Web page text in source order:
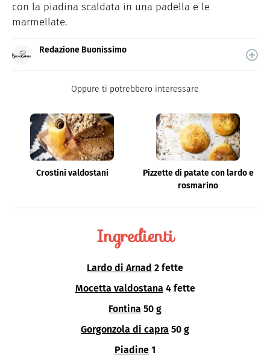
con la piadina scaldata in una padella e le
marmellate.
Redazione Buonissimo
quale trovi idee veloci, facili e spiegate passo passo.
Oppure ti potrebbero interessare
Crostini valdostani
Pizzette di patate con lardo e
rosmarino
Ingredienti
Lardo di Arnad 2 fette
Mocetta valdostana 4 fette
Fontina 50 g
Gorgonzola di capra 50 g
Piadine 1